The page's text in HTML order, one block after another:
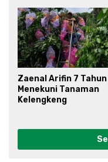
Zaenal Arifin 7 Tahun
Menekuni Tanaman
Kelengkeng